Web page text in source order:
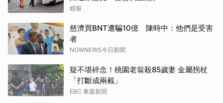
鏡報
慈濟買BNT遭騙10億 陳時中：他們是受害
者
NOWNEWS今日新聞
疑不堪碎念！桃園老翁殺85歲妻 金屬拐杖
「打斷成兩截」
EBC 東森新聞